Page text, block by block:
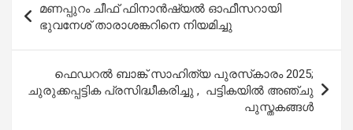
navigation
മണപ്പുറം ചീഫ് ഫിനാന്‍ഷ്യല്‍ ഓഫീസറായി
ഭുവനേശ് താരാശങ്കറിനെ നിയമിച്ചു
ഫെഡറല്‍ ബാങ്ക് സാഹിത്യ പുരസ്‌കാരം 2025;
ചുരുക്കപ്പട്ടിക പ്രസിദ്ധീകരിച്ചു , പട്ടികയില്‍ അഞ്ചു
പുസ്തകങ്ങള്‍